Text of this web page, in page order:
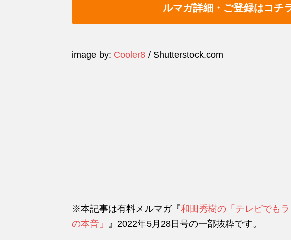
ルマガ詳細・ご登録はコチ
image by: Cooler8 / Shutterstock.com
※本記事は有料メルマガ『和田秀樹の「テレビでも
の本音」
』2022年5月28日号の一部抜粋です。